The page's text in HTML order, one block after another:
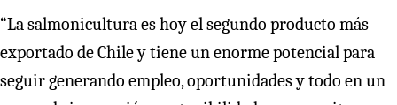
“La salmonicultura es hoy el segundo producto más
exportado de Chile y tiene un enorme potencial para
seguir generando empleo, oportunidades y todo en un